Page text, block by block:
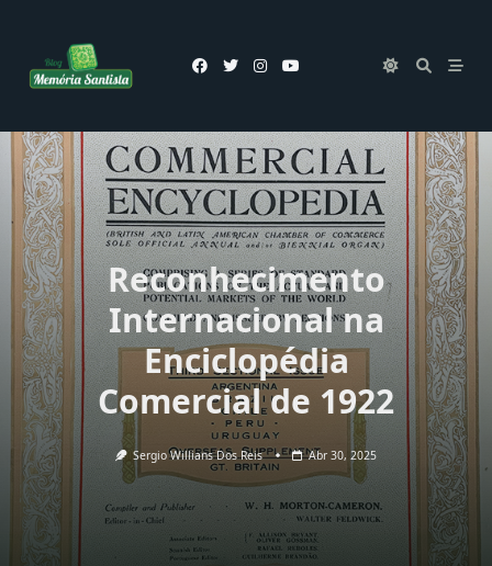
content
Reconhecimento
Internacional na
Enciclopédia
Comercial de 1922
Sergio Willians Dos Reis Abr 30, 2025